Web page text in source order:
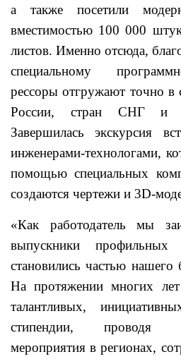
а также посетили
вместимостью 100 000
листов. Именно отсюда,
специальному
рессоры отгружают точно в
России, стран СНГ и
Завершилась экскурсия
инженерами-технологами,
помощью специальных
создаются чертежи и 3D-
«Как работодатель мы
выпускники профильных
становились частью нашего
На протяжении многих
талантливых,
стипендии, проводя
мероприятия в регионах,